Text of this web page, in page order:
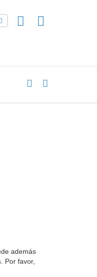
Búsqueda avanzada
además
Por favor,